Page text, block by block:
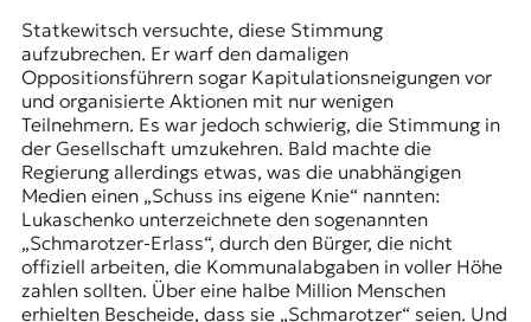
Statkewitsch versuchte, diese Stimmung
aufzubrechen. Er warf den damaligen
Oppositionsführern sogar Kapitulationsneigungen vor
und organisierte Aktionen mit nur wenigen
Teilnehmern. Es war jedoch schwierig, die Stimmung in
der Gesellschaft umzukehren. Bald machte die
Regierung allerdings etwas, was die unabhängigen
Medien einen „Schuss ins eigene Knie“ nannten:
Lukaschenko unterzeichnete den sogenannten
„Schmarotzer-Erlass“, durch den Bürger, die nicht
offiziell arbeiten, die Kommunalabgaben in voller Höhe
zahlen sollten. Über eine halbe Million Menschen
erhielten Bescheide, dass sie „Schmarotzer“ seien. Und